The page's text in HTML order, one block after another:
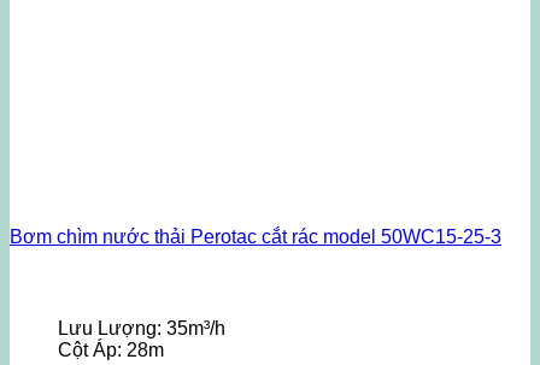
Bơm chìm nước thải Perotac cắt rác model 50WC15-25-3
Lưu Lượng: 35m³/h
Cột Áp: 28m